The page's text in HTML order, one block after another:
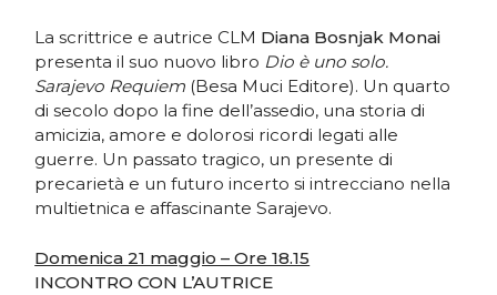
La scrittrice e autrice CLM Diana Bosnjak Monai
presenta il suo nuovo libro Dio è uno solo.
Sarajevo Requiem (Besa Muci Editore). Un quarto
di secolo dopo la fine dell’assedio, una storia di
amicizia, amore e dolorosi ricordi legati alle
guerre. Un passato tragico, un presente di
precarietà e un futuro incerto si intrecciano nella
multietnica e affascinante Sarajevo.
Domenica 21 maggio – Ore 18.15
INCONTRO CON L’AUTRICE